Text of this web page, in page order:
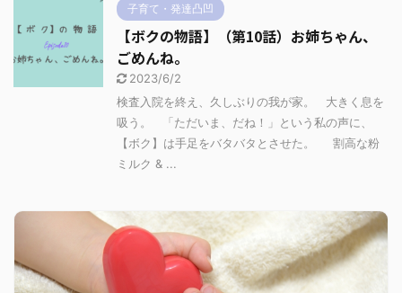
子育て・発達凸凹
【ボクの物語】（第10話）お姉ちゃん、
ごめんね。
2023/6/2
検査入院を終え、久しぶりの我が家。 大きく息を
吸う。 「ただいま、だね！」という私の声に、
【ボク】は手足をバタバタとさせた。 割高な粉
ミルク & ...